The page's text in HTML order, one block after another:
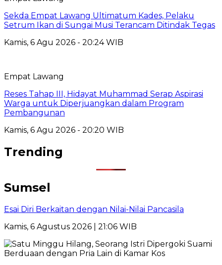
Sekda Empat Lawang Ultimatum Kades, Pelaku
Setrum Ikan di Sungai Musi Terancam Ditindak Tegas
Kamis, 6 Agu 2026 - 20:24 WIB
Empat Lawang
Reses Tahap III, Hidayat Muhammad Serap Aspirasi
Warga untuk Diperjuangkan dalam Program
Pembangunan
Kamis, 6 Agu 2026 - 20:20 WIB
Trending
Sumsel
Esai Diri Berkaitan dengan Nilai-Nilai Pancasila
Kamis, 6 Agustus 2026 | 21:06 WIB